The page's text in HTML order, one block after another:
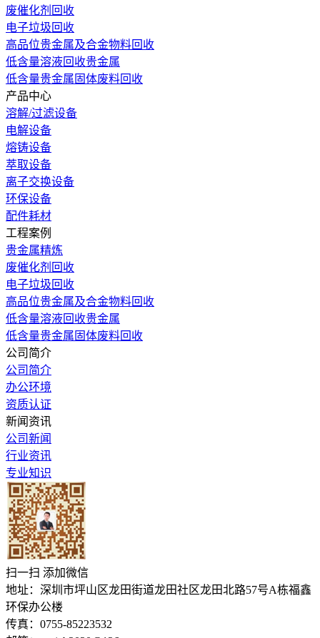
废催化剂回收
电子垃圾回收
高品位贵金属及合金物料回收
低含量溶液回收贵金属
低含量贵金属固体废料回收
产品中心
溶解/过滤设备
电解设备
熔铸设备
萃取设备
离子交换设备
环保设备
配件耗材
工程案例
贵金属精炼
废催化剂回收
电子垃圾回收
高品位贵金属及合金物料回收
低含量溶液回收贵金属
低含量贵金属固体废料回收
公司简介
公司简介
办公环境
资质认证
新闻资讯
公司新闻
行业资讯
专业知识
扫一扫 添加微信
地址：深圳市坪山区龙田街道龙田社区龙田北路57号A栋福鑫
环保办公楼
传真：0755-85223532